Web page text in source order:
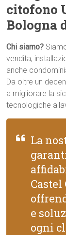
citofono
Bologna
Chi siamo?
vendita,
anche
Da oltre un
a migliorare la
tecnologiche
La
Castel
e
ogni